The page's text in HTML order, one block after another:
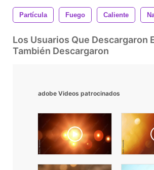
Partícula Fuego Caliente
Los Usuarios Que Descargaron
También Descargaron
adobe Videos patrocinados